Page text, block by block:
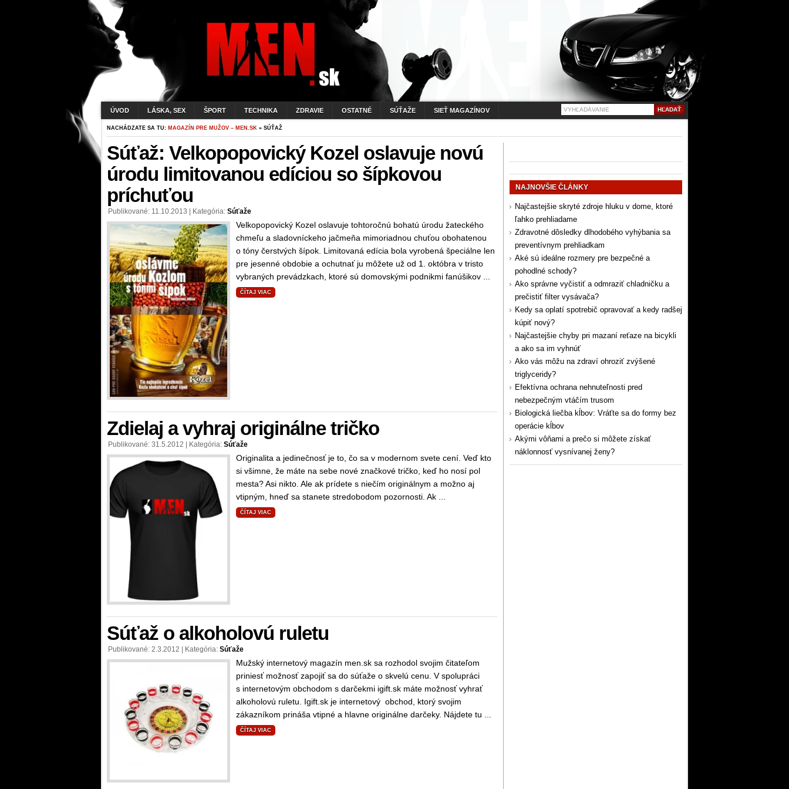
ÚVOD LÁSKA, SEX ŠPORT TECHNIKA ZDRAVIE OSTATNÉ SÚŤAŽE SIEŤ MAGAZÍNOV
NACHÁDZATE SA TU: MAGAZÍN PRE MUŽOV – MEN.SK » SÚŤAŽ
Súťaž: Velkopopovický Kozel oslavuje novú
úrodu limitovanou edíciou so šípkovou
príchuťou
Publikované: 11.10.2013 | Kategória: Súťaže
Velkopopovický Kozel oslavuje tohtoročnú bohatú úrodu žateckého
chmeľu a sladovníckeho jačmeňa mimoriadnou chuťou obohatenou
o tóny čerstvých šípok. Limitovaná edícia bola vyrobená špeciálne len
pre jesenné obdobie a ochutnať ju môžete už od 1. októbra v tristo
vybraných prevádzkach, ktoré sú domovskými podnikmi fanúšikov ...
ČÍTAJ VIAC
Zdielaj a vyhraj originálne tričko
Publikované: 31.5.2012 | Kategória: Súťaže
Originalita a jedinečnosť je to, čo sa v modernom svete cení. Veď kto
si všimne, že máte na sebe nové značkové tričko, keď ho nosí pol
mesta? Asi nikto. Ale ak prídete s niečím originálnym a možno aj
vtipným, hneď sa stanete stredobodom pozornosti. Ak ...
ČÍTAJ VIAC
Súťaž o alkoholovú ruletu
Publikované: 2.3.2012 | Kategória: Súťaže
Mužský internetový magazín men.sk sa rozhodol svojim čitateľom
priniesť možnosť zapojiť sa do súťaže o skvelú cenu. V spolupráci
s internetovým obchodom s darčekmi igift.sk máte možnosť vyhrať
alkoholovú ruletu. Igift.sk je internetový obchod, ktorý svojim
zákazníkom prináša vtipné a hlavne originálne darčeky. Nájdete tu ...
ČÍTAJ VIAC
NAJNOVŠIE ČLÁNKY
Najčastejšie skryté zdroje hluku v dome, ktoré
ľahko prehliadame
Zdravotné dôsledky dlhodobého vyhýbania sa
preventívnym prehliadkam
Aké sú ideálne rozmery pre bezpečné a
pohodlné schody?
Ako správne vyčistiť a odmraziť chladničku a
prečistiť filter vysávača?
Kedy sa oplatí spotrebič opravovať a kedy radšej
kúpiť nový?
Najčastejšie chyby pri mazaní reťaze na bicykli
a ako sa im vyhnúť
Ako vás môžu na zdraví ohroziť zvýšené
triglyceridy?
Efektívna ochrana nehnuteľnosti pred
nebezpečným vtáčím trusom
Biologická liečba kĺbov: Vráťte sa do formy bez
operácie kĺbov
Akými vôňami a prečo si môžete získať
náklonnosť vysnívanej ženy?